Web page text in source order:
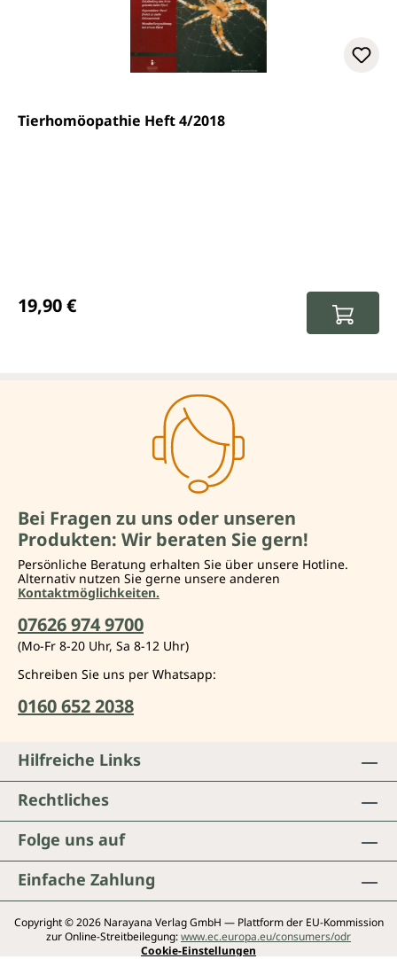
Tierhomöopathie Heft 4/2018
19,90 €
Bei Fragen zu uns oder unseren
Produkten: Wir beraten Sie gern!
Persönliche Beratung erhalten Sie über unsere Hotline.
Alternativ nutzen Sie gerne unsere anderen
Kontaktmöglichkeiten.
07626 974 9700
(Mo-Fr 8-20 Uhr, Sa 8-12 Uhr)
Schreiben Sie uns per Whatsapp:
0160 652 2038
Folge uns auf
Einfache Zahlung
Hilfreiche Links
Rechtliches
Copyright © 2026 Narayana Verlag GmbH — Plattform der EU-Kommission
zur Online-Streitbeilegung:www.ec.europa.eu/consumers/odr
Cookie-Einstellungen